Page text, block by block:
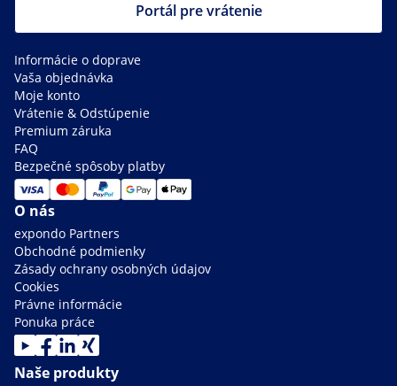
Portál pre vrátenie
Informácie o doprave
Vaša objednávka
Moje konto
Vrátenie & Odstúpenie
Premium záruka
FAQ
Bezpečné spôsoby platby
O nás
expondo Partners
Obchodné podmienky
Zásady ochrany osobných údajov
Cookies
Právne informácie
Ponuka práce
Naše produkty